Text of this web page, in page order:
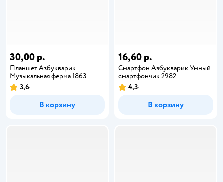
30,00 р.
Планшет Азбукварик
Музыкальная ферма 1863
3,6
В корзину
16,60 р.
Смартфон Азбукварик Умный
смартфончик 2982
4,3
В корзину